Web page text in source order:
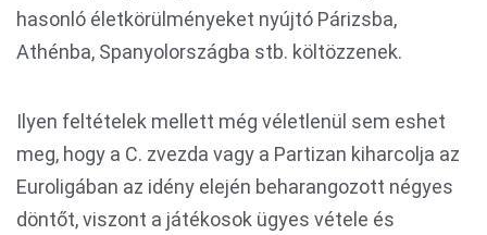
hasonló életkörülményeket nyújtó Párizsba,
Athénba, Spanyolországba stb. költözzenek.
Ilyen feltételek mellett még véletlenül sem eshet
meg, hogy a C. zvezda vagy a Partizan kiharcolja az
Euroligában az idény elején beharangozott négyes
döntőt, viszont a játékosok ügyes vétele és